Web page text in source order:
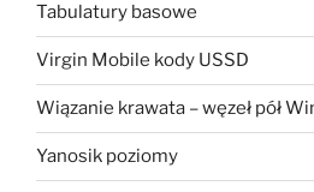
Tabulatury basowe
Virgin Mobile kody USSD
Wiązanie krawata – węzeł pół
Yanosik poziomy